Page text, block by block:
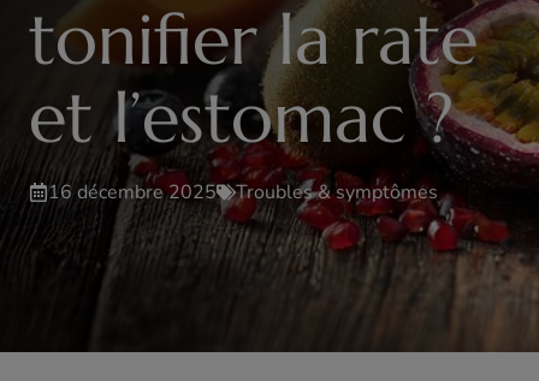
tonifier la rate
et l’estomac ?
16 décembre 2025 Troubles & symptômes